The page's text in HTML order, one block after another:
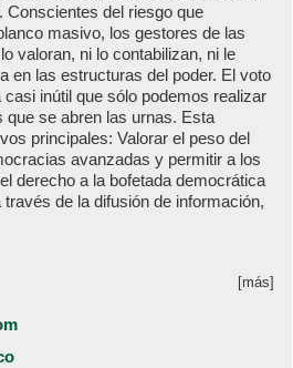
Conscientes del riesgo que
masivo, los gestores de las
valoran, ni lo contabilizan, ni le
en las estructuras del poder. El voto
inútil que sólo podemos realizar
se abren las urnas. Esta
principales: Valorar el peso del
avanzadas y permitir a los
derecho a la bofetada democrática
de la difusión de información,
[más]